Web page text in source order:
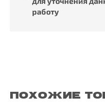
работу
ПОХОЖИЕ